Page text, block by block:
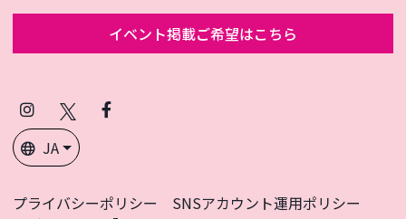
イベント掲載ご希望はこちら
Instagram
(Twitter)
Facebook
JA
プライバシーポリシー
SNSアカウント運用ポリシー